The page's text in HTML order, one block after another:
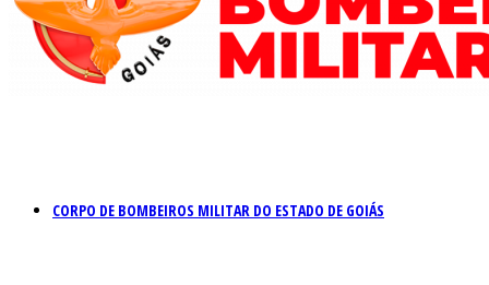
CORPO DE BOMBEIROS MILITAR DO ESTADO DE GOIÁS